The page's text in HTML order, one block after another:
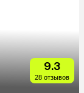
9.3
28 отзывов